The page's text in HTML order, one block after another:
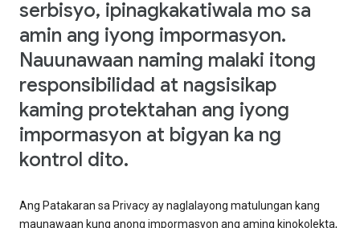
serbisyo, ipinagkakatiwala mo sa
amin ang iyong impormasyon.
Nauunawaan naming malaki itong
responsibilidad at nagsisikap
kaming protektahan ang iyong
impormasyon at bigyan ka ng
kontrol dito.
Ang Patakaran sa Privacy ay naglalayong matulungan kang
maunawaan kung anong impormasyon ang aming kinokolekta,